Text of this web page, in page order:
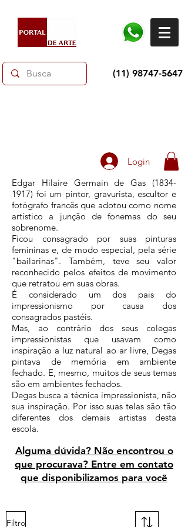
(11) 98747-5647
Login
Edgar Hilaire Germain de Gas (1834-
1917) foi um pintor, gravurista, escultor e
fotógrafo francês que adotou como nome
artístico a junção de fonemas do seu
sobrenome.
Ficou consagrado por suas pinturas
femininas e, de modo especial, pela série
"bailarinas". Também, teve seu valor
reconhecido pelos efeitos de movimento
que retratou em suas obras.
É considerado um dos pais do
impressionismo por causa dos
consagrados pastéis.
Mas, ao contrário dos seus colegas
impressionistas que usavam como
inspiração a luz natural ao ar livre, Degas
pintava de memória em ambiente
fechado. E, mesmo, muitos de seus temas
são em ambientes fechados.
Degas busca a técnica impressionista, não
sua inspiração. Por isso suas telas são tão
diferentes dos demais artistas desta
escola.
Alguma dúvida? Não encontrou o
que procurava? Entre em contato
que disponibilizamos para você
Filtro